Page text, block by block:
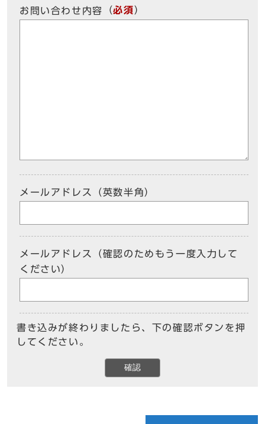
お問い合わせ内容 （必須）
メールアドレス（英数半角）
メールアドレス（確認のためもう一度入力して
ください）
書き込みが終わりましたら、下の確認ボタンを押
してください。
確認